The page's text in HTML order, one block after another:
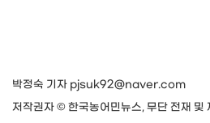
박정숙 기자 pjsuk92@naver.com
저작권자 © 한국농어민뉴스, 무단 전재 및